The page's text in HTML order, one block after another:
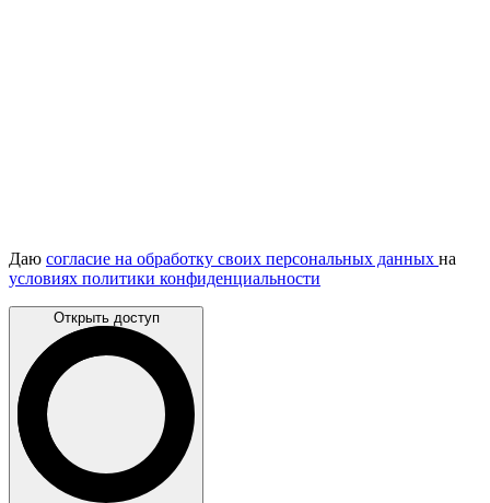
Даю согласие на обработку своих персональных данных на
условиях политики конфиденциальности
Открыть доступ